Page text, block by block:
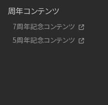
周年コンテンツ
7周年記念コンテンツ
5周年記念コンテンツ